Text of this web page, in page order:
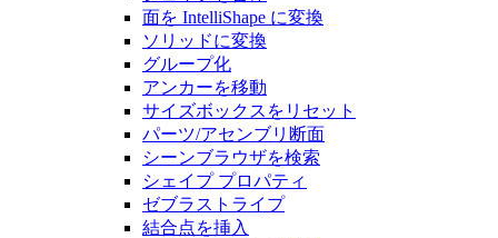
面を IntelliShape に変換
ソリッドに変換
グループ化
アンカーを移動
サイズボックスをリセット
パーツ/アセンブリ断面
シーンブラウザを検索
シェイプ プロパティ
ゼブラストライプ
結合点を挿入